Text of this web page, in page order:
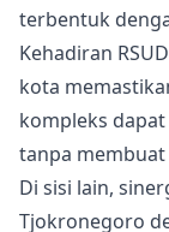
terbentuk
Kehadiran
kota
kompleks
tanpa
Di sisi lain,
Tjokronegoro